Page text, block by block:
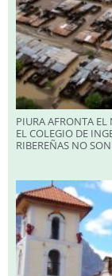
PIURA AFRONTA
EL COLEGIO DE
RIBEREÑAS NO